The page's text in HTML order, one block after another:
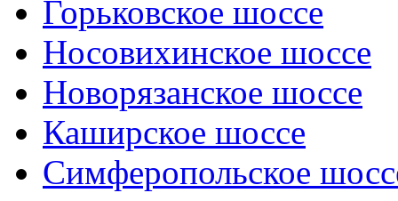
Горьковское шоссе
Носовихинское шоссе
Новорязанское шоссе
Каширское шоссе
Симферопольское